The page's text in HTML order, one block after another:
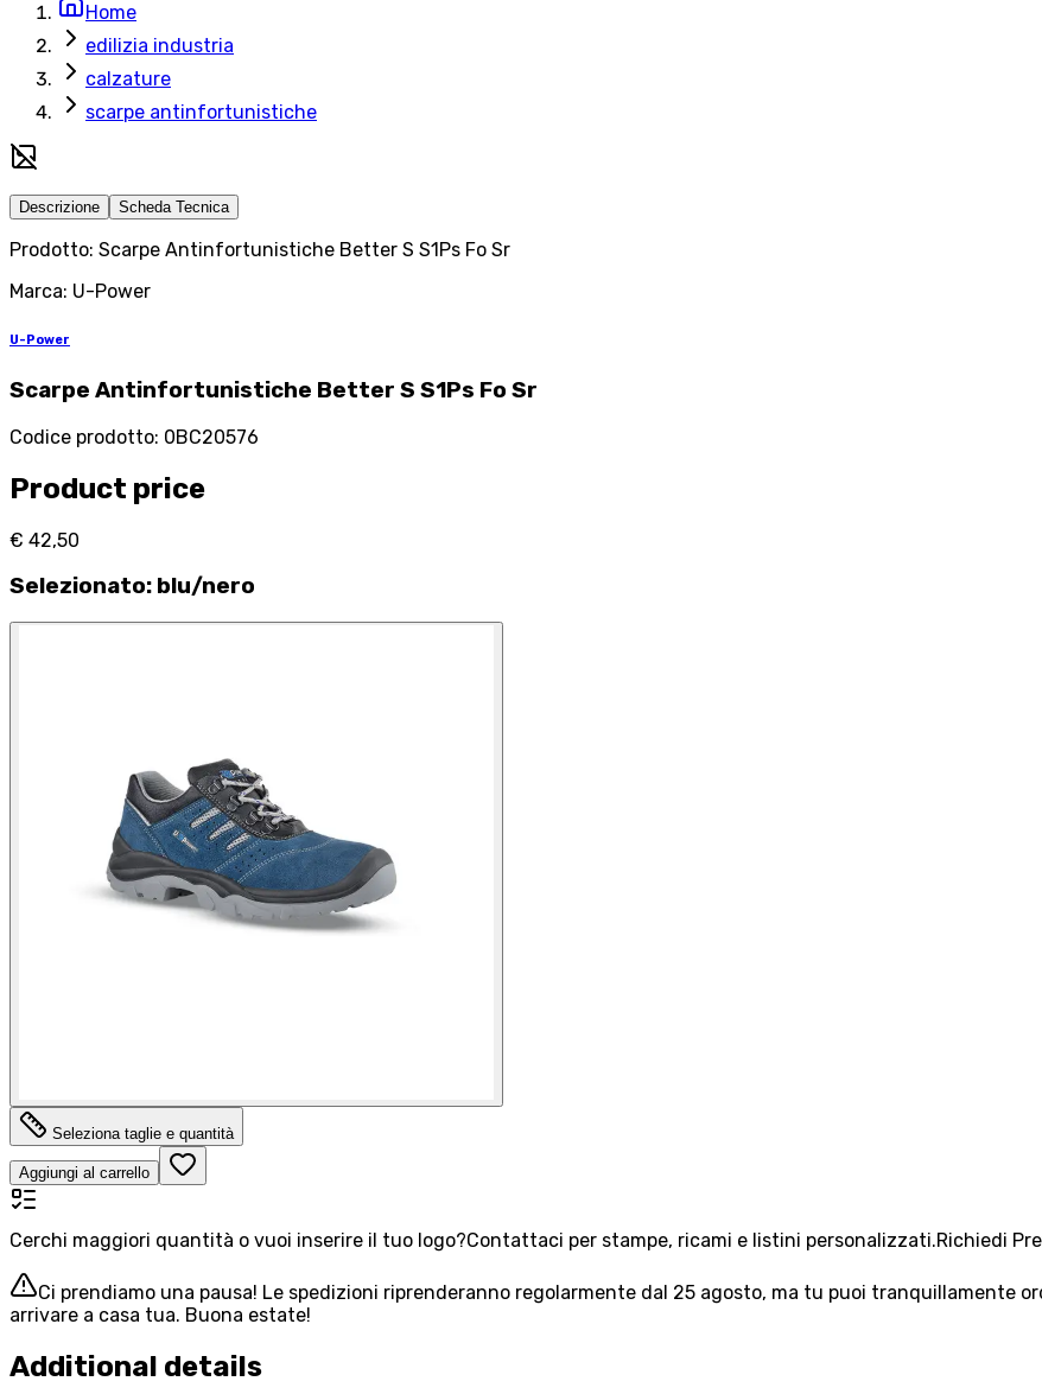
Home
edilizia industria
calzature
scarpe antinfortunistiche
Descrizione Scheda Tecnica
Prodotto: Scarpe Antinfortunistiche Better S S1Ps Fo Sr
Marca: U-Power
U-Power
Scarpe Antinfortunistiche Better S S1Ps Fo Sr
Codice prodotto: 0BC20576
Product price
€ 42,50
Selezionato: blu/nero
Seleziona taglie e quantità
Aggiungi al carrello
Cerchi maggiori quantità o vuoi inserire il tuo logo?Contattaci per stampe, ricami e listini personalizzati.Richiedi
Ci prendiamo una pausa! Le spedizioni riprenderanno regolarmente dal 25 agosto, ma tu puoi tranquillamente
arrivare a casa tua. Buona estate!
Additional details